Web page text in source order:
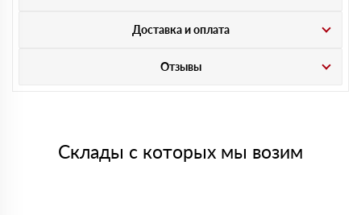
Доставка и оплата
Отзывы
Склады с которых мы возим